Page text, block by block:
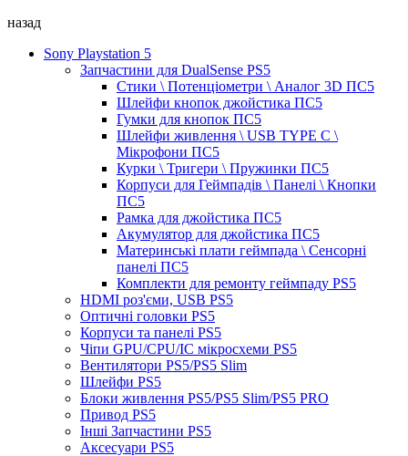
назад
Sony Playstation 5
Запчастини для DualSense PS5
Стики \ Потенціометри \ Аналог 3D ПС5
Шлейфи кнопок джойстика ПС5
Гумки для кнопок ПС5
Шлейфи живлення \ USB TYPE C \
Мікрофони ПС5
Курки \ Тригери \ Пружинки ПС5
Корпуси для Геймпадів \ Панелі \ Кнопки
ПС5
Рамка для джойстика ПС5
Акумулятор для джойстика ПС5
Материнські плати геймпада \ Сенсорні
панелі ПС5
Комплекти для ремонту геймпаду PS5
HDMI роз'єми, USB PS5
Оптичні головки PS5
Корпуси та панелі PS5
Чіпи GPU/CPU/IC мікросхеми PS5
Вентилятори PS5/PS5 Slim
Шлейфи PS5
Блоки живлення PS5/PS5 Slim/PS5 PRO
Привод PS5
Інші Запчастини PS5
Аксесуари PS5